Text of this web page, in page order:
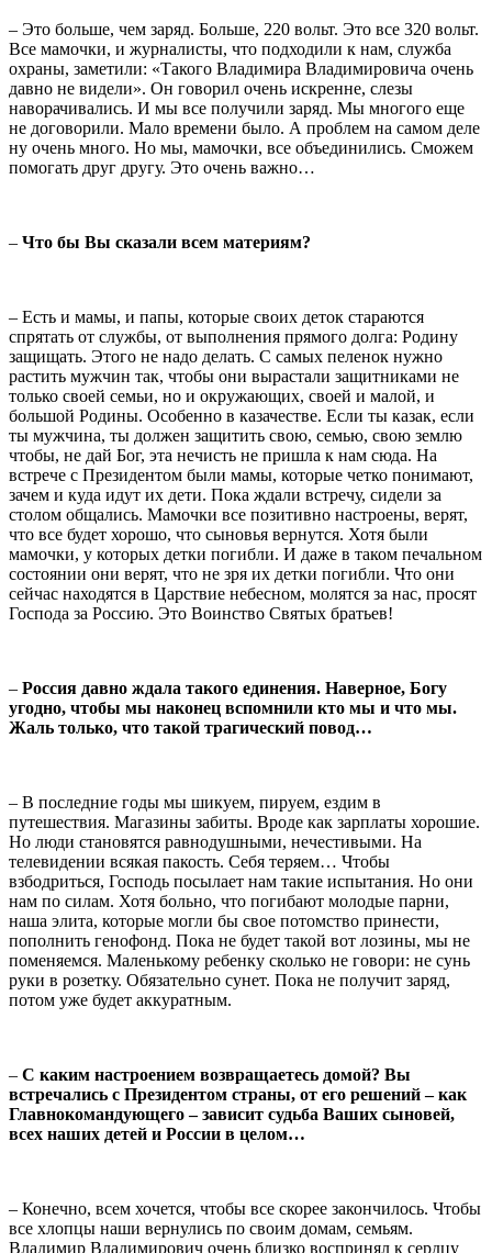
– Это больше, чем заряд. Больше, 220 вольт. Это все 320 вольт.
Все мамочки, и журналисты, что подходили к нам, служба
охраны, заметили: «Такого Владимира Владимировича очень
давно не видели». Он говорил очень искренне, слезы
наворачивались. И мы все получили заряд. Мы многого еще
не договорили. Мало времени было. А проблем на самом деле
ну очень много. Но мы, мамочки, все объединились. Сможем
помогать друг другу. Это очень важно…
– Что бы Вы сказали всем материям?
– Есть и мамы, и папы, которые своих деток стараются
спрятать от службы, от выполнения прямого долга: Родину
защищать. Этого не надо делать. С самых пеленок нужно
растить мужчин так, чтобы они вырастали защитниками не
только своей семьи, но и окружающих, своей и малой, и
большой Родины. Особенно в казачестве. Если ты казак, если
ты мужчина, ты должен защитить свою, семью, свою землю
чтобы, не дай Бог, эта нечисть не пришла к нам сюда. На
встрече с Президентом были мамы, которые четко понимают,
зачем и куда идут их дети. Пока ждали встречу, сидели за
столом общались. Мамочки все позитивно настроены, верят,
что все будет хорошо, что сыновья вернутся. Хотя были
мамочки, у которых детки погибли. И даже в таком печальном
состоянии они верят, что не зря их детки погибли. Что они
сейчас находятся в Царствие небесном, молятся за нас, просят
Господа за Россию. Это Воинство Святых братьев!
– Россия давно ждала такого единения. Наверное, Богу
угодно, чтобы мы наконец вспомнили кто мы и что мы.
Жаль только, что такой трагический повод…
– В последние годы мы шикуем, пируем, ездим в
путешествия. Магазины забиты. Вроде как зарплаты хорошие.
Но люди становятся равнодушными, нечестивыми. На
телевидении всякая пакость. Себя теряем… Чтобы
взбодриться, Господь посылает нам такие испытания. Но они
нам по силам. Хотя больно, что погибают молодые парни,
наша элита, которые могли бы свое потомство принести,
пополнить генофонд. Пока не будет такой вот лозины, мы не
поменяемся. Маленькому ребенку сколько не говори: не сунь
руки в розетку. Обязательно сунет. Пока не получит заряд,
потом уже будет аккуратным.
– С каким настроением возвращаетесь домой? Вы
встречались с Президентом страны, от его решений – как
Главнокомандующего – зависит судьба Ваших сыновей,
всех наших детей и России в целом…
– Конечно, всем хочется, чтобы все скорее закончилось. Чтобы
все хлопцы наши вернулись по своим домам, семьям.
Владимир Владимирович очень близко воспринял к сердцу